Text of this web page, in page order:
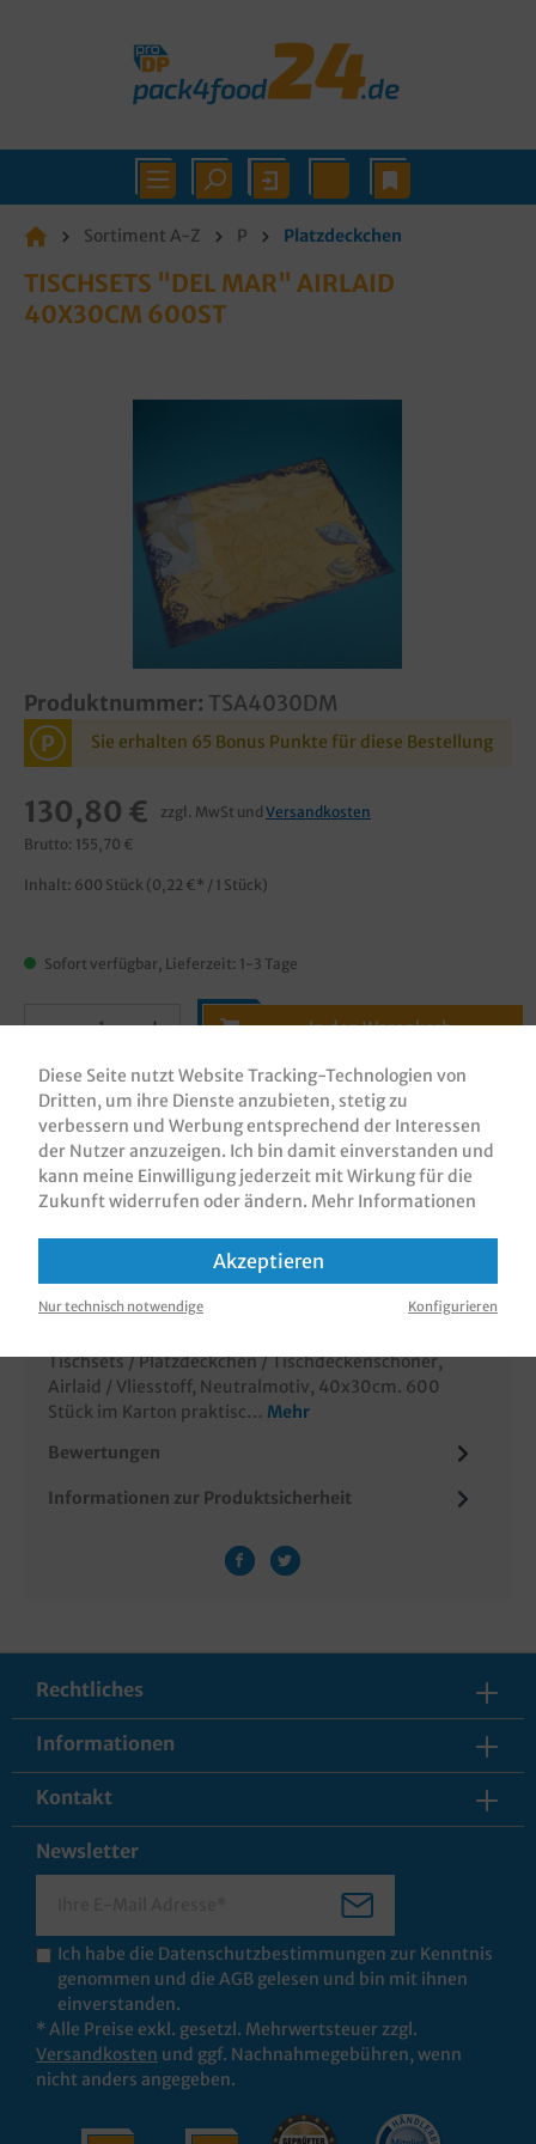
Sortiment A-Z P Platzdeckchen
TISCHSETS "DEL MAR" AIRLAID
40X30CM 600ST
Produktnummer: TSA4030DM
P Sie erhalten 65 Bonus Punkte für diese Bestellung
130,80 € zzgl. MwSt und Versandkosten
Brutto: 155,70 €
Inhalt: 600 Stück (0,22 €* / 1 Stück)
Sofort verfügbar, Lieferzeit: 1-3 Tage
In den Warenkorb
Zum Merkzettel hinzufügen
Tischsets / Platzdeckchen / Tischdeckenschoner,
Airlaid / Vliesstoff, Neutralmotiv, 40x30cm. 600
Stück im Karton praktisc… Mehr
Bewertungen
Informationen zur Produktsicherheit
Rechtliches
Informationen
Kontakt
Newsletter
Ich habe die Datenschutzbestimmungen zur Kenntnis
genommen und die AGB gelesen und bin mit ihnen
einverstanden.
* Alle Preise exkl. gesetzl. Mehrwertsteuer zzgl.
Versandkosten und ggf. Nachnahmegebühren, wenn
nicht anders angegeben.
Diese Seite nutzt Website Tracking-Technologien von
Dritten, um ihre Dienste anzubieten, stetig zu
verbessern und Werbung entsprechend der Interessen
der Nutzer anzuzeigen. Ich bin damit einverstanden und
kann meine Einwilligung jederzeit mit Wirkung für die
Zukunft widerrufen oder ändern. Mehr Informationen
Akzeptieren
Nur technisch notwendige Konfigurieren